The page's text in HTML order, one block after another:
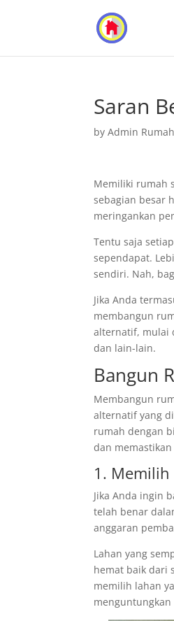
Saran
byAdmin
Memiliki rumah
sebagian besar
meringankan
Tentu saja
sependapat.
sendiri. Nah,
Jika Anda
membangun
alternatif, mulai
dan lain-lain.
Bangun
Membangun
alternatif yang
rumah dengan
dan
1. Memilih
Jika Anda ingin
telah benar
anggaran
Lahan yang
hemat baik dari
memilih lahan
menguntungkan